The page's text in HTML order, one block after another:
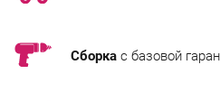
Подъём на этаж - 200 р.